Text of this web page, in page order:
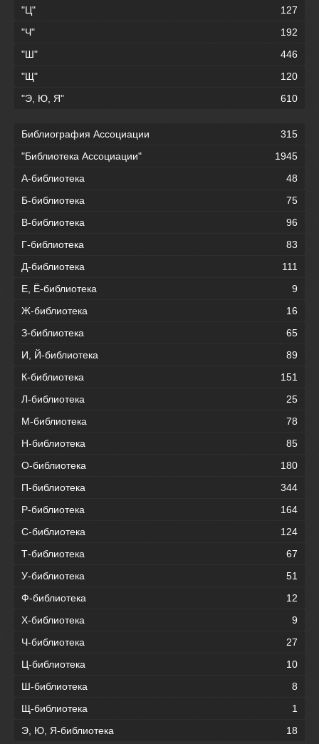
"Ц"
127
"Ч"
192
"Ш"
446
"Щ"
120
"Э, Ю, Я"
610
Библиография Ассоциации
315
"Библиотека Ассоциации"
1945
А-библиотека
48
Б-библиотека
75
В-библиотека
96
Г-библиотека
83
Д-библиотека
111
Е, Ё-библиотека
9
Ж-библиотека
16
З-библиотека
65
И, Й-библиотека
89
К-библиотека
151
Л-библиотека
25
М-библиотека
78
Н-библиотека
85
О-библиотека
180
П-библиотека
344
Р-библиотека
164
С-библиотека
124
Т-библиотека
67
У-библиотека
51
Ф-библиотека
12
Х-библиотека
9
Ч-библиотека
27
Ц-библиотека
10
Ш-библиотека
8
Щ-библиотека
1
Э, Ю, Я-библиотека
18